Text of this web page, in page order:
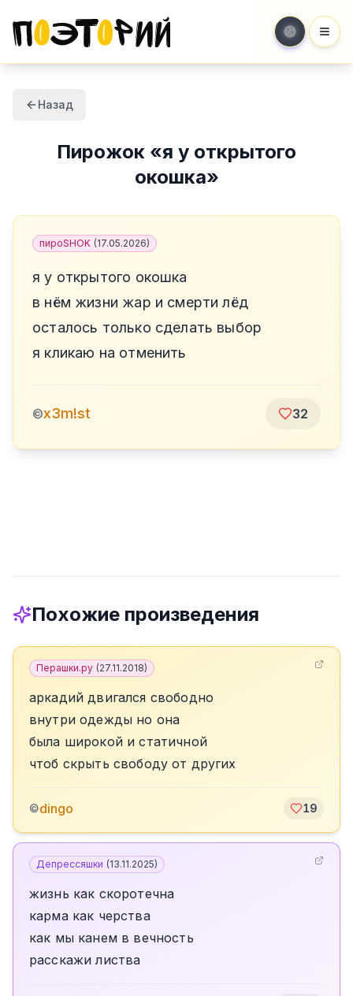
Назад
Пирожок «я у открытого
окошка»
пироSHOK (17.05.2026)
я у открытого окошка
в нём жизни жар и смерти лёд
осталось только сделать выбор
я кликаю на отменить
©x3m!st 32
Похожие произведения
Перашки.ру (27.11.2018)
аркадий двигался свободно
внутри одежды но она
была широкой и статичной
чтоб скрыть свободу от других
©dingo 19
Депрессяшки (13.11.2025)
жизнь как скоротечна
карма как черства
как мы канем в вечность
расскажи листва